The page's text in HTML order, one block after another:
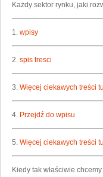
Każdy sektor rynku, jaki
1. wpisy
2. spis tresci
3. Więcej ciekawych treści
4. Przejdź do wpisu
5. Więcej ciekawych treści
Kiedy tak właściwie